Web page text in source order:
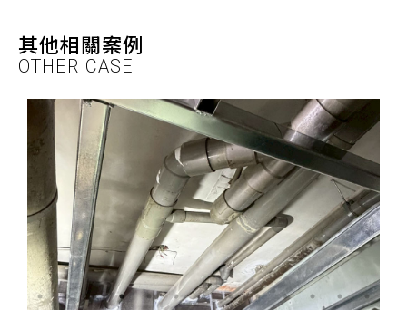
其他相關案例
OTHER CASE